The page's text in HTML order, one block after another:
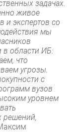
задачах.
живое
и экспертов со
мы
в области ИБ:
что
угрозы.
с
вузов
уровнем
решений,